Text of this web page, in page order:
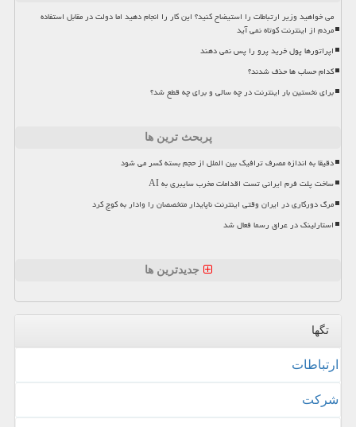
می خواهید وزیر ارتباطات را استیضاح کنید؟ این کار را انجام دهید اما دولت در مقابل استفاده
مردم از اینترنت کوتاه نمی آید
اپراتورها پول خرید پرو را پس نمی دهند
کدام حساب ها حذف شدند؟
برای نخستین بار اینترنت در چه سالی و برای چه قطع شد؟
پربحث ترین ها
دقیقا به اندازه مصرف ترافیک بین الملل از حجم بسته کسر می شود
ساخت پلت فرم ایرانی تست اقدامات مخرب سایبری به AI
مرگ دورکاری در ایران وقتی اینترنت ناپایدار متخصصان را وادار به کوچ کرد
استارلینک در عراق رسما فعال شد
جدیدترین ها
تگها
ارتباطات
شركت